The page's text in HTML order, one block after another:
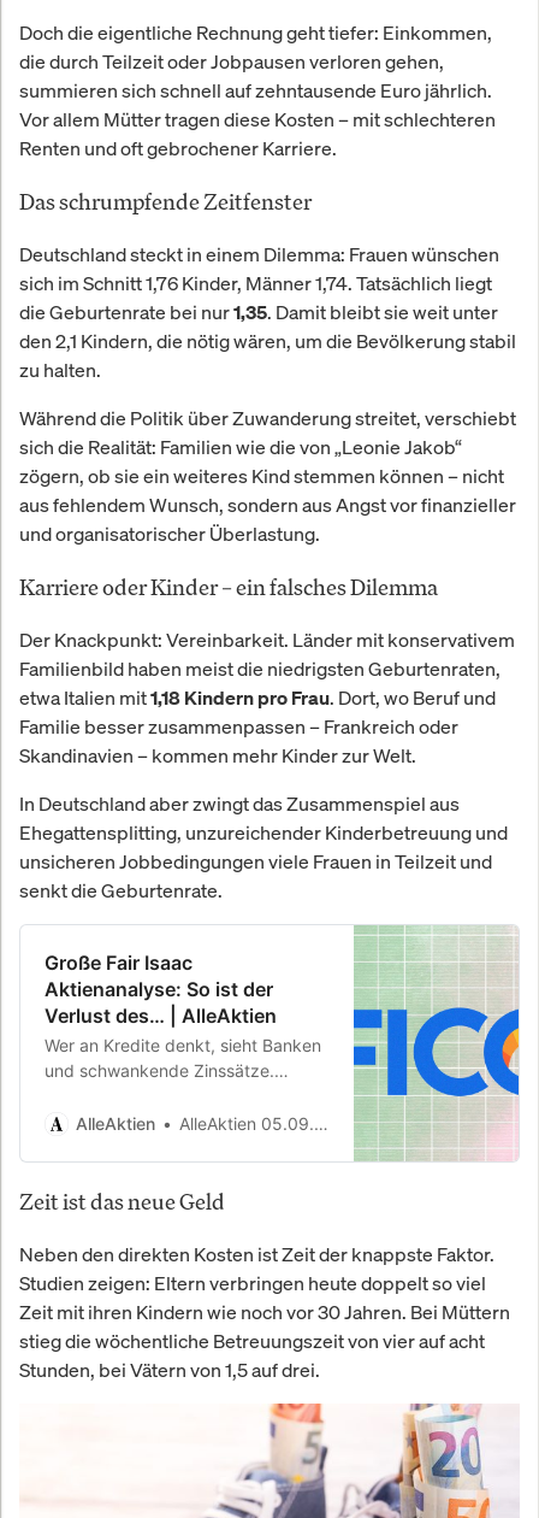
Doch die eigentliche Rechnung geht tiefer: Einkommen,
die durch Teilzeit oder Jobpausen verloren gehen,
summieren sich schnell auf zehntausende Euro jährlich.
Vor allem Mütter tragen diese Kosten – mit schlechteren
Renten und oft gebrochener Karriere.
Das schrumpfende Zeitfenster
Deutschland steckt in einem Dilemma: Frauen wünschen
sich im Schnitt 1,76 Kinder, Männer 1,74. Tatsächlich liegt
die Geburtenrate bei nur1,35. Damit bleibt sie weit unter
den 2,1 Kindern, die nötig wären, um die Bevölkerung stabil
zu halten.
Während die Politik über Zuwanderung streitet, verschiebt
sich die Realität: Familien wie die von „Leonie Jakob“
zögern, ob sie ein weiteres Kind stemmen können – nicht
aus fehlendem Wunsch, sondern aus Angst vor finanzieller
und organisatorischer Überlastung.
Karriere oder Kinder – ein falsches Dilemma
Der Knackpunkt: Vereinbarkeit. Länder mit konservativem
Familienbild haben meist die niedrigsten Geburtenraten,
etwa Italien mit1,18 Kindern pro Frau. Dort, wo Beruf und
Familie besser zusammenpassen – Frankreich oder
Skandinavien – kommen mehr Kinder zur Welt.
In Deutschland aber zwingt das Zusammenspiel aus
Ehegattensplitting, unzureichender Kinderbetreuung und
unsicheren Jobbedingungen viele Frauen in Teilzeit und
senkt die Geburtenrate.
Große Fair Isaac
Aktienanalyse: So ist der
Verlust des… | AlleAktien
Wer an Kredite denkt, sieht Banken
und schwankende Zinssätze.
entscheidende Lücke: Wer
AlleAktien AlleAktien 05.09.2025
Zeit ist das neue Geld
Neben den direkten Kosten ist Zeit der knappste Faktor.
Studien zeigen: Eltern verbringen heute doppelt so viel
Zeit mit ihren Kindern wie noch vor 30 Jahren. Bei Müttern
stieg die wöchentliche Betreuungszeit von vier auf acht
Stunden, bei Vätern von 1,5 auf drei.